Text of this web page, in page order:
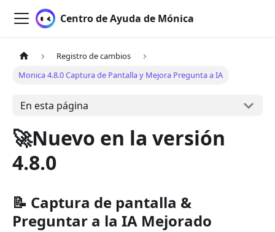
Centro de Ayuda de Mónica
Registro de cambios
Monica 4.8.0 Captura de Pantalla y Mejora Pregunta a IA
En esta página
🚀Nuevo en la versión
4.8.0
📝 Captura de pantalla &
Preguntar a la IA Mejorado